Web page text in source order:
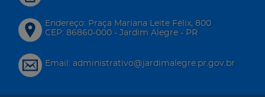
Endereço: Praça Mariana Leite Félix, 800
CEP: 86860-000 - Jardim Alegre - PR
Email: administrativo@jardimalegre.pr.gov.br